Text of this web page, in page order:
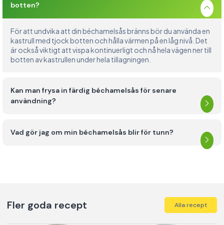
botten?
För att undvika att din béchamelsås bränns bör du använda en
kastrull med tjock botten och hålla värmen på en låg nivå. Det
är också viktigt att vispa kontinuerligt och nå hela vägen ner till
botten av kastrullen under hela tillagningen.
Kan man frysa in färdig béchamelsås för senare
användning?
Vad gör jag om min béchamelsås blir för tunn?
Fler goda recept Alla recept